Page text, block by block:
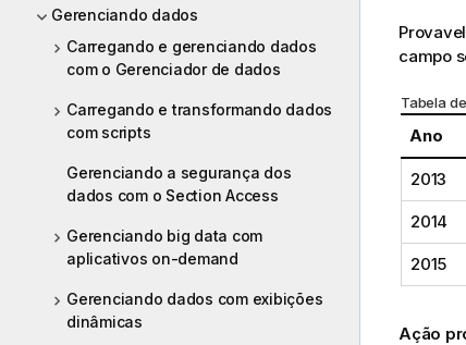
Gerenciando dados
Carregando e gerenciando dados
com o Gerenciador de dados
Carregando e transformando dados
com scripts
Gerenciando a segurança dos
dados com o Section Access
Gerenciando big data com
aplicativos on-demand
Gerenciando dados com exibições
dinâmicas
campo
Tabela
Ano
2013
2014
2015
Ação